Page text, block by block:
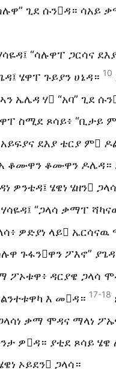
ጊደ ሱንዳ። ሳአይ
“ሳሉዋፐ ጋርሳና
ሄዋፐ ጉይያን ሀኔዳ። 10
ኤሌዳ ሃ “አባ” ጊደ
ስሚደ ጾሳይ፥ “ቢታይ
ደእያ ቴርያ ም
ቆሙዋን ቆሙዋን ዶሌዳ።
ዎንቴዳ፤ ሄዌነ ሄዘን
“ጋላሳ ቃማፐ
ዎድያነ ላይ ኤርሳናዉ
ጉፋንዋን ፖእኖ”
ፖኦቱዋ፥ ዳርያዌ ጋላሳ
እ መዳ። 17-18
ቃማ ሞዳና ማላነ
ዎዳ። ያቲደ ጾሳይ ሄዌ
ኦይደን ጋላሳ።